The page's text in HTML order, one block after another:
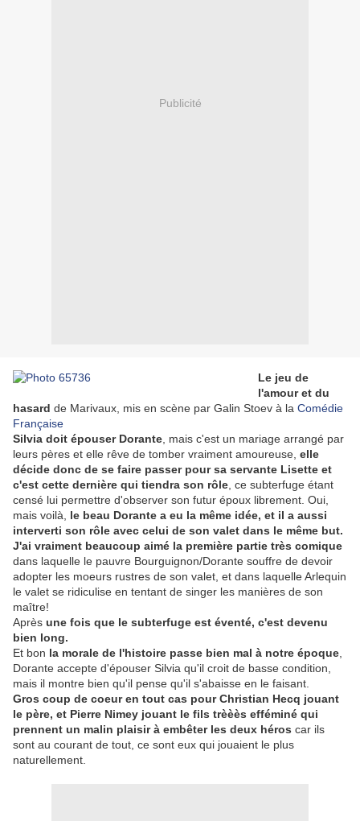
Publicité
Le jeu de
l'amour et du
hasard de Marivaux, mis en scène par Galin Stoev à la Comédie
Française
Silvia doit épouser Dorante , mais c'est un mariage arrangé par
leurs pères et elle rêve de tomber vraiment amoureuse, elle
décide donc de se faire passer pour sa servante Lisette et
c'est cette dernière qui tiendra son rôle , ce subterfuge étant
censé lui permettre d'observer son futur époux librement. Oui,
mais voilà, le beau Dorante a eu la même idée, et il a aussi
interverti son rôle avec celui de son valet dans le même but.
J'ai vraiment beaucoup aimé la première partie très comique
dans laquelle le pauvre Bourguignon/Dorante souffre de devoir
adopter les moeurs rustres de son valet, et dans laquelle Arlequin
le valet se ridiculise en tentant de singer les manières de son
maître!
Après une fois que le subterfuge est éventé, c'est devenu
bien long.
Et bon la morale de l'histoire passe bien mal à notre époque
Dorante accepte d'épouser Silvia qu'il croit de basse condition,
mais il montre bien qu'il pense qu'il s'abaisse en le faisant.
Gros coup de coeur en tout cas pour Christian Hecq jouant
le père, et Pierre Nimey jouant le fils trèèès efféminé qui
prennent un malin plaisir à embêter les deux héros car ils
sont au courant de tout, ce sont eux qui jouaient le plus
naturellement.